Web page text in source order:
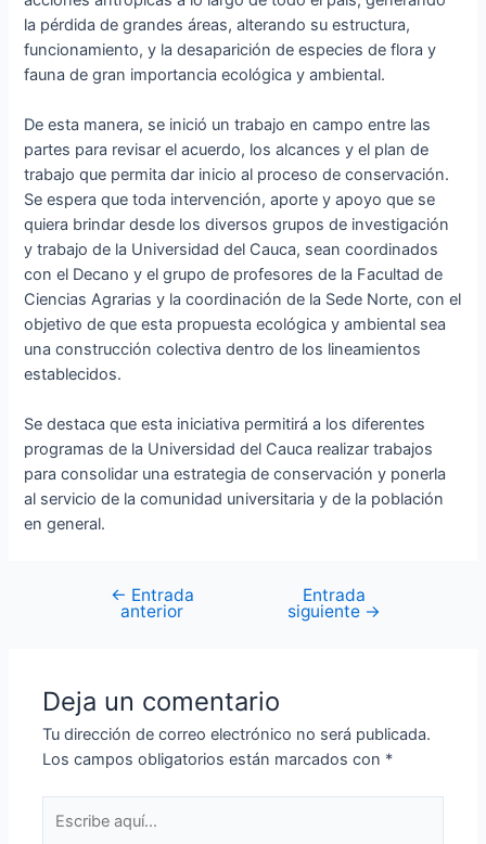
la pérdida de grandes áreas, alterando su estructura,
funcionamiento, y la desaparición de especies de flora y
fauna de gran importancia ecológica y ambiental.
De esta manera, se inició un trabajo en campo entre las
partes para revisar el acuerdo, los alcances y el plan de
trabajo que permita dar inicio al proceso de conservación.
Se espera que toda intervención, aporte y apoyo que se
quiera brindar desde los diversos grupos de investigación
y trabajo de la Universidad del Cauca, sean coordinados
con el Decano y el grupo de profesores de la Facultad de
Ciencias Agrarias y la coordinación de la Sede Norte, con el
objetivo de que esta propuesta ecológica y ambiental sea
una construcción colectiva dentro de los lineamientos
establecidos.
Se destaca que esta iniciativa permitirá a los diferentes
programas de la Universidad del Cauca realizar trabajos
para consolidar una estrategia de conservación y ponerla
al servicio de la comunidad universitaria y de la población
en general.
← Entrada
anterior
Entrada
siguiente →
Deja un comentario
Tu dirección de correo electrónico no será publicada.
Los campos obligatorios están marcados con *